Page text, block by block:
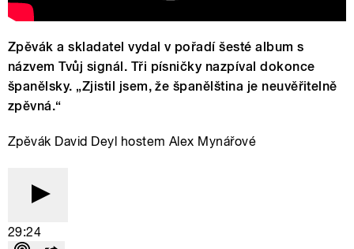
Zpěvák a skladatel vydal v pořadí šesté album s
názvem Tvůj signál. Tři písničky nazpíval dokonce
španělsky. „Zjistil jsem, že španělština je neuvěřitelně
zpěvná.“
Zpěvák David Deyl hostem Alex Mynářové
29:24